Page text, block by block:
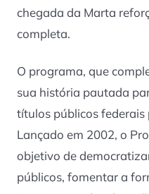
chegada da Marta
completa.
O programa, que
sua história pautada
títulos públicos federais
Lançado em 2002, o
objetivo de
públicos, fomentar a